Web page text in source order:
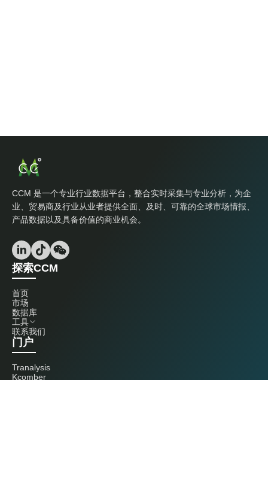
CCM 是一个专业行业数据平台，整合实时采集与专业分析，为企
业、贸易商及行业从业者提供全面、及时、可靠的全球市场情报、
产品数据以及具备价值的商业机会。
探索CCM
首页
市场
数据库
工具
联系我们
门户
Tranalysis
Kcomber